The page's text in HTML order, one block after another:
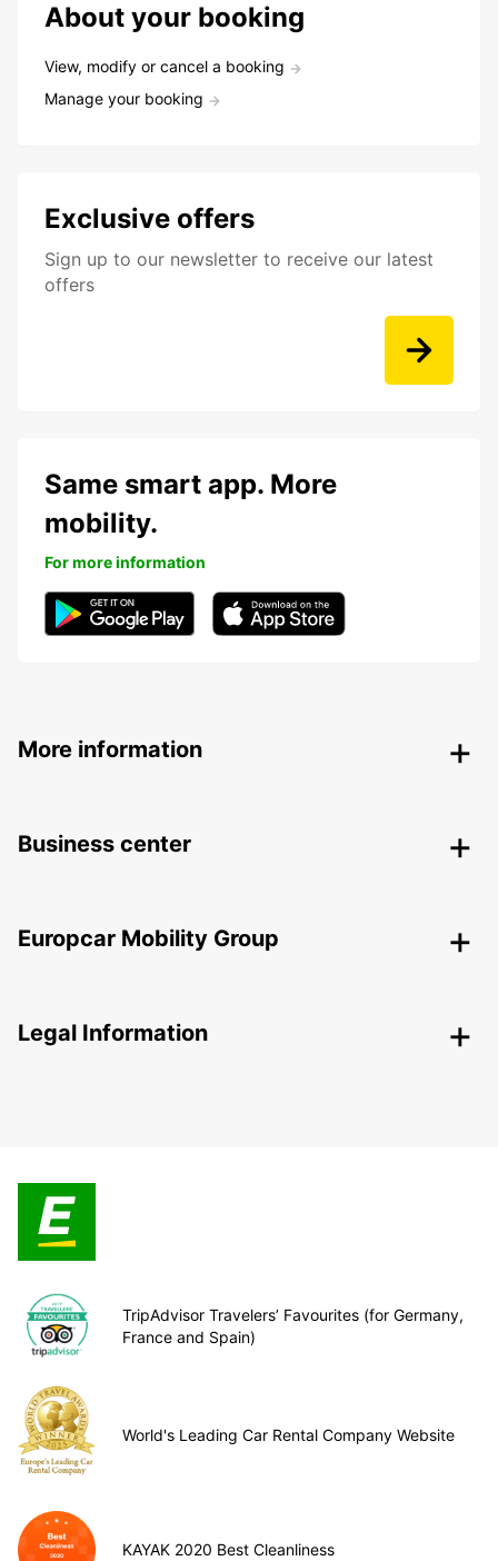
About your booking
View, modify or cancel a booking
Manage your booking
Exclusive offers
Sign up to our newsletter to receive our latest
offers
Same smart app. More
mobility.
For more information
More information
Business center
Europcar Mobility Group
Legal Information
TripAdvisor Travelers’ Favourites (for Germany,
France and Spain)
World's Leading Car Rental Company Website
KAYAK 2020 Best Cleanliness